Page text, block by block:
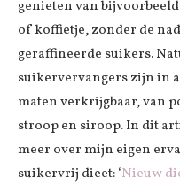
genieten van
of koffietje, zonder de
geraffineerde suikers.
suikervervangers zijn in
maten verkrijgbaar, van
stroop en siroop. In dit
meer over mijn eigen
suikervrij dieet: ‘Nieuw